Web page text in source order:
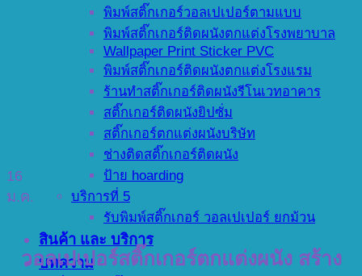
พิมพ์สติ๊กเกอร์วอลเปเปอร์ตามแบบ
พิมพ์สติ๊กเกอร์ติดผนังตกแต่งโรงพยาบาล
Wallpaper Print Sticker PVC
พิมพ์สติ๊กเกอร์ติดผนังตกแต่งโรงแรม
ร้านทำสติ๊กเกอร์ติดผนังรีโนเวทอาคาร
สติ๊กเกอร์ติดผนังยิปซั่ม
สติ๊กเกอร์ตกแต่งผนังบริษัท
ช่างติดสติ๊กเกอร์ติดผนัง
ป้าย hoarding
บริการที่ 5
รับพิมพ์สติ๊กเกอร์ วอลเปเปอร์ ยกม้วน
สินค้า และ บริการ
บทความ
16
ม.ค.
วอลเปเปอร์สติ๊กเกอร์ตกแต่งผนัง สร้าง